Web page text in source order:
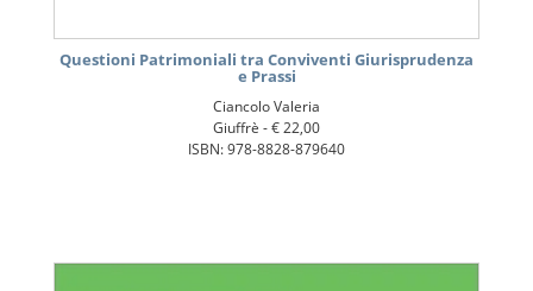
Questioni Patrimoniali tra Conviventi Giurisprudenza
e Prassi
Ciancolo Valeria
Giuffrè -€ 22,00
ISBN: 978-8828-879640